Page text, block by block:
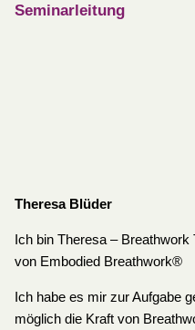
Seminarleitung
Theresa Blüder
Ich bin Theresa –
von Embodied Breathwork®
Ich habe es mir zur Aufgabe
möglich die Kraft von